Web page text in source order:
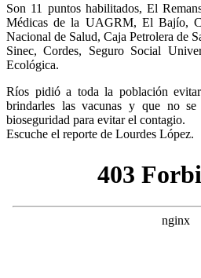
Son 11 puntos habilitados, El
Médicas de la UAGRM, El Bajío,
Nacional de Salud, Caja Petrolera de
Sinec, Cordes, Seguro Social
Ecológica.
Ríos pidió a toda la población
brindarles las vacunas y que no
bioseguridad para evitar el contagio.
Escuche el reporte de Lourdes López.